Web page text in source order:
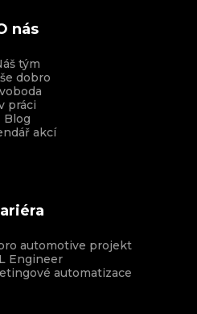
nás
tým
dobro
práci
Blog
akcí
automotive projekt
Engineer
automatizace